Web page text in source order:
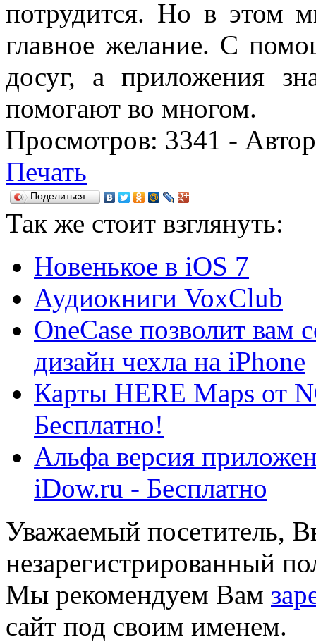
потрудится. Но в этом
главное желание. С
досуг, а приложения
помогают во многом.
Просмотров: 3341 -
Печать
Поделиться…
Так же стоит взглянуть:
Новенькое в iOS 7
Аудиокниги VoxClub
OneCase позволит вам
дизайн чехла на iPhone
Карты HERE Maps от
Бесплатно!
Альфа версия
iDow.ru - Бесплатно
Уважаемый посетитель,
незарегистрированный
Мы рекомендуем Вам
сайт под своим именем.